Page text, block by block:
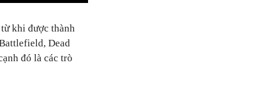
khi được thành
Dead
đó là các trò